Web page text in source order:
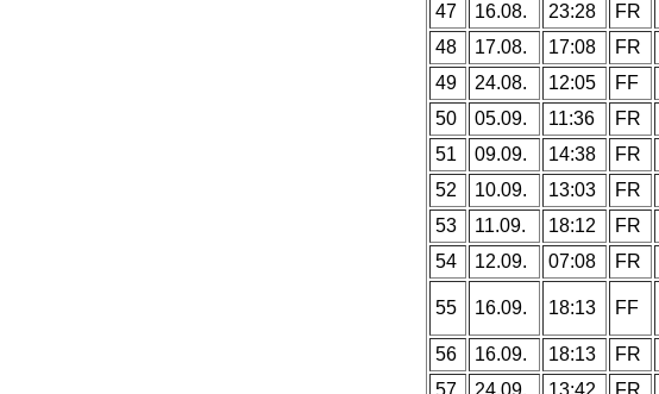
47
16.08. 23:28 FR
48
17.08. 17:08 FR
49
24.08. 12:05 FF
50
05.09. 11:36 FR
51
09.09. 14:38 FR
52
10.09. 13:03 FR
53
11.09. 18:12 FR
54
12.09. 07:08 FR
55 16.09. 18:13 FF
56 16.09. 18:13 FR
57
24.09. 13:42 FR